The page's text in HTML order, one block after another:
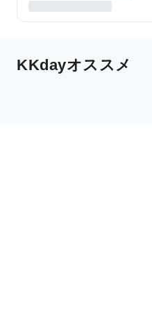
KKdayオススメ